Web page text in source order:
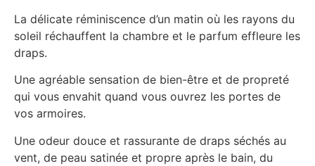
La délicate réminiscence d’un matin où les rayons du
soleil réchauffent la chambre et le parfum effleure les
draps.
Une agréable sensation de bien-être et de propreté
qui vous envahit quand vous ouvrez les portes de
vos armoires.
Une odeur douce et rassurante de draps séchés au
vent, de peau satinée et propre après le bain, du